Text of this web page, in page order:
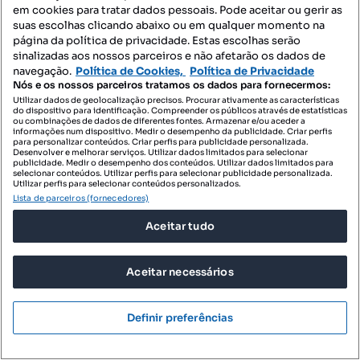
em cookies para tratar dados pessoais. Pode aceitar ou gerir as
suas escolhas clicando abaixo ou em qualquer momento na
página da política de privacidade. Estas escolhas serão
sinalizadas aos nossos parceiros e não afetarão os dados de
navegação. Política de Cookies, Política de Privacidade
Nós e os nossos parceiros tratamos os dados para fornecermos:
Utilizar dados de geolocalização precisos. Procurar ativamente as características
do dispositivo para identificação. Compreender os públicos através de estatísticas
ou combinações de dados de diferentes fontes. Armazenar e/ou aceder a
informações num dispositivo. Medir o desempenho da publicidade. Criar perfis
para personalizar conteúdos. Criar perfis para publicidade personalizada.
Desenvolver e melhorar serviços. Utilizar dados limitados para selecionar
publicidade. Medir o desempenho dos conteúdos. Utilizar dados limitados para
selecionar conteúdos. Utilizar perfis para selecionar publicidade personalizada.
Utilizar perfis para selecionar conteúdos personalizados.
Lista de parceiros (fornecedores)
Aceitar tudo
Aceitar necessários
Definir preferências